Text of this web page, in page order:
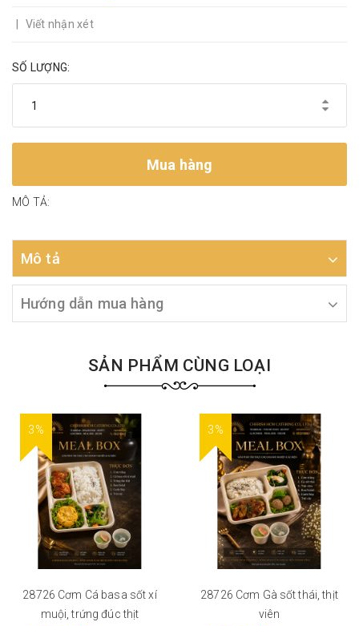
Viết nhận xét
SỐ LƯỢNG:
Mua hàng
MÔ TẢ:
Mô tả
Hướng dẫn mua hàng
SẢN PHẨM CÙNG LOẠI
3%
28726 Cơm Cá basa sốt xí
muội, trứng đúc thịt
3%
28726 Cơm Gà sốt thái, thịt
viên